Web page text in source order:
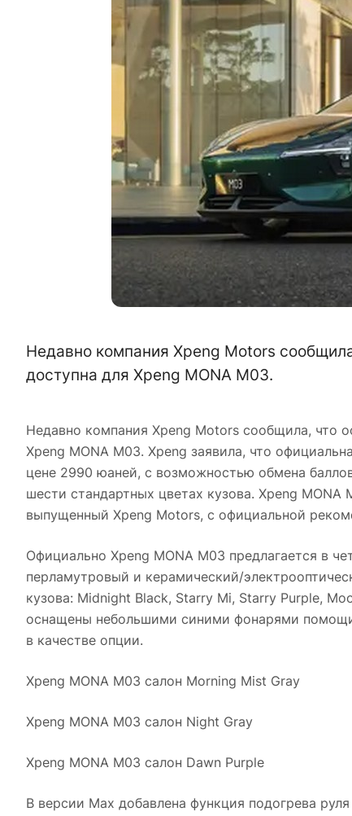
Недавно компания Xpeng Motors
доступна для Xpeng MONA M03.
Недавно компания Xpeng Motors сообщила, что
Xpeng MONA M03. Xpeng заявила, что
цене 2990 юаней, с возможностью обмена
шести стандартных цветах кузова. Xpeng
выпущенный Xpeng Motors, с официальной
Официально Xpeng MONA M03 предлагается в
перламутровый и керамический/
кузова: Midnight Black, Starry Mi, Starry Purple,
оснащены небольшими синими фонарями
в качестве опции.
Xpeng MONA M03 салон Morning Mist Gray
Xpeng MONA M03 салон Night Gray
Xpeng MONA M03 салон Dawn Purple
В версии Max добавлена функция подогрева руля